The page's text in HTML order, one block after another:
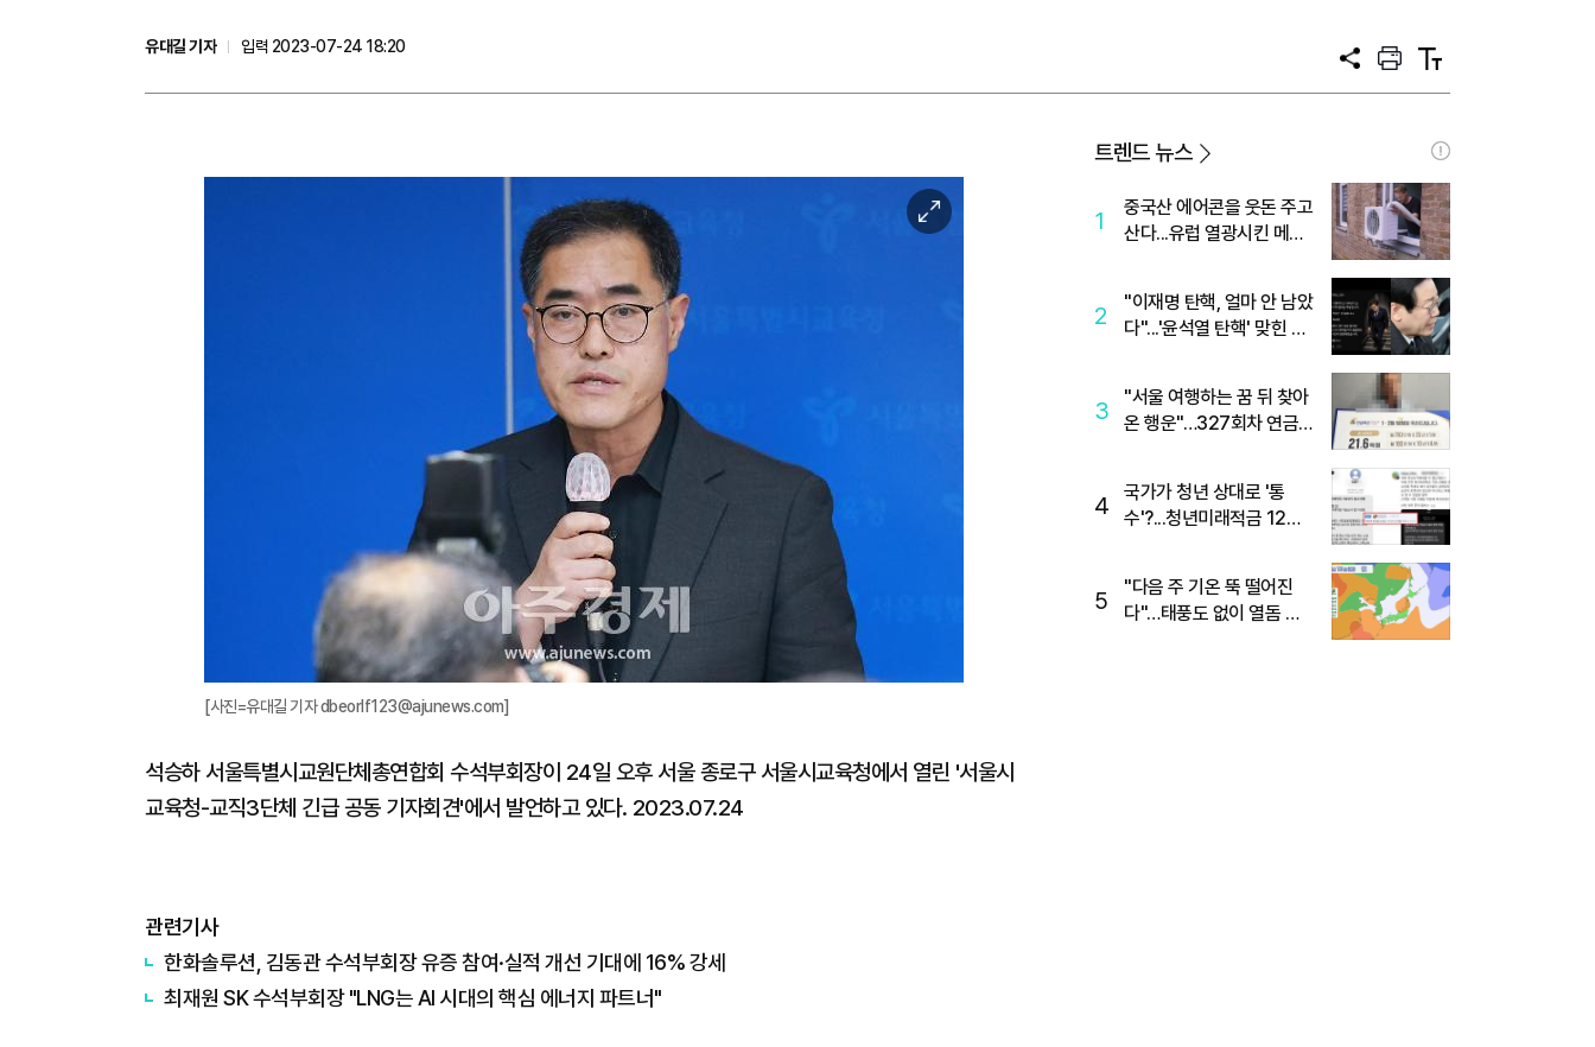
유대길 기자
입력 2023-07-24 18:20
공
프
트
텍
트
이
미
[사진=유대길 기자 dbeorlf123@ajunews.com]
석승하 서울특별시교원단체총연합회 수석부회장이 24일 오후 서울 종로구 서울시교육청에서 열린 '서울시
교육청-교직3단체 긴급 공동 기자회견'에서 발언하고 있다. 2023.07.24
관련기사
한화솔루션, 김동관 수석부회장 유증 참여·실적 개선 기대에 16% 강세
최재원 SK 수석부회장 "LNG는 AI 시대의 핵심 에너지 파트너"
트렌드 뉴스
1
중국산 에어콘을 웃돈 주고
산다...유럽 열광시킨 메이
2
"이재명 탄핵, 얼마 안 남았
다"...'윤석열 탄핵' 맞힌 무
3
"서울 여행하는 꿈 뒤 찾아
온 행운"…327회차 연금
4
국가가 청년 상대로 '통
수'?...청년미래적금 12%
5
"다음 주 기온 뚝 떨어진
다"…태풍도 없이 열돔 박